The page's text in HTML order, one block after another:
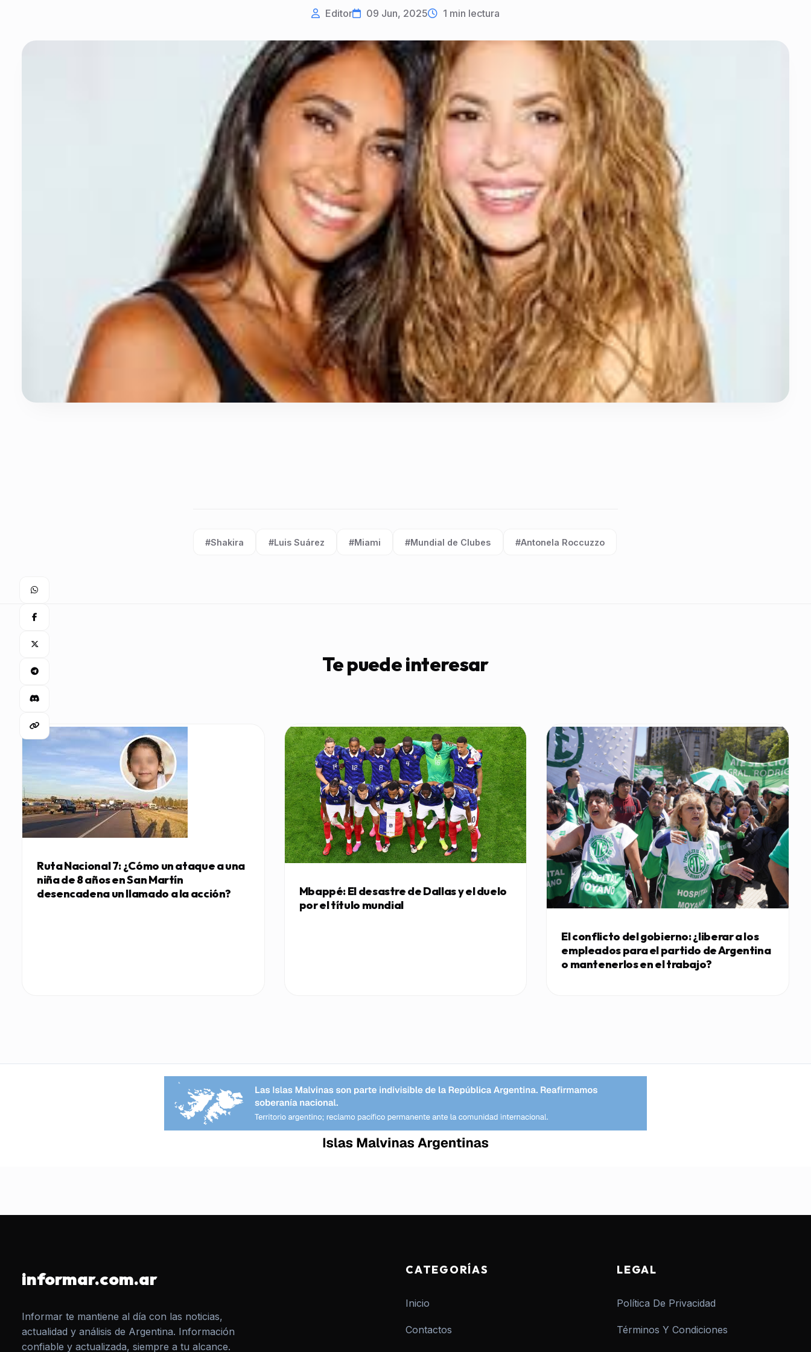
Editor 09 Jun, 2025 1 min lectura
Etiqueta:
#Shakira
Etiqueta:
#Luis Suárez
Etiqueta:
#Miami
Etiqueta:
#Mundial de Clubes
Etiqueta:
#Antonela Roccuzzo
Te puede interesar
Ruta Nacional 7: ¿Cómo un ataque a una
niña de 8 años en San Martín
desencadena un llamado a la acción?
Mbappé: El desastre de Dallas y el duelo
por el título mundial
El conflicto del gobierno: ¿liberar a los
empleados para el partido de Argentina
o mantenerlos en el trabajo?
informar.com.ar
Informar te mantiene al día con las noticias,
actualidad y análisis de Argentina. Información
confiable y actualizada, siempre a tu alcance.
CATEGORÍAS
Inicio
Contactos
LEGAL
Política De Privacidad
Términos Y Condiciones